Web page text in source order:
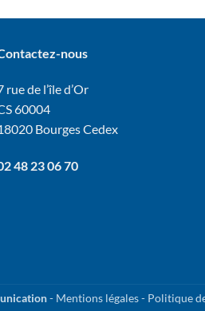
nous
rue de l’île d’Or
60004
Bourges Cedex
48 23 06 70
- Mentions légales- Politique